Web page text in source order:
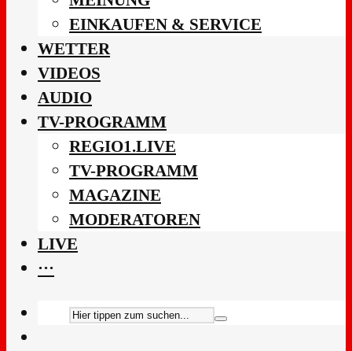
EINKAUFEN & SERVICE
WETTER
VIDEOS
AUDIO
TV-PROGRAMM
REGIO1.LIVE
TV-PROGRAMM
MAGAZINE
MODERATOREN
LIVE
···